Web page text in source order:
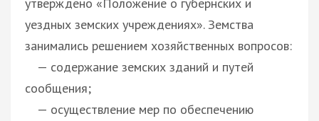
уездных земских учреждениях». Земства
занимались решением хозяйственных вопросов:
— содержание земских зданий и путей
сообщения;
— осуществление мер по обеспечению